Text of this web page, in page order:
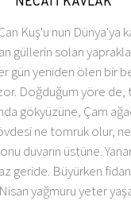
Kuş'u nun Dünya'ya
güllerin solan
gün yeniden ölen bir
zor. Doğduğum yöre
gökyüzüne, Çam
ne tomruk olur,
duvarın üstüne.
geride. Büyürken
yağmuru yeter